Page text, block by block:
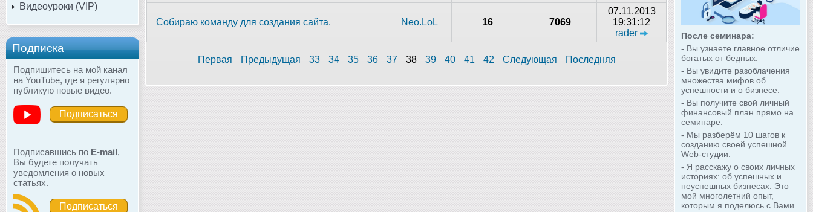
Видеоуроки (VIP)
Подписка
Подпишитесь на мой канал
на YouTube, где я регулярно
публикую новые видео.
Подписаться
Подписавшись по E-mail,
Вы будете получать
уведомления о новых
статьях.
Подписаться
После семинара:
- Вы узнаете главное отличие
богатых от бедных.
- Вы увидите разоблачения
множества мифов об
успешности и о бизнесе.
- Вы получите свой личный
финансовый план прямо на
семинаре.
- Мы разберём 10 шагов к
созданию своей успешной
Web-студии.
- Я расскажу о своих личных
историях: об успешных и
неуспешных бизнесах. Это
мой многолетний опыт,
которым я поделюсь с Вами.
Собираю команду для создания сайта. Neo.LoL 16 7069
07.11.2013
19:31:12
rader
Первая Предыдущая 33 34 35 36 37 38 39 40 41 42 Следующая Последняя